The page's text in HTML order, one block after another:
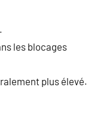
les blocages
plus élevé.